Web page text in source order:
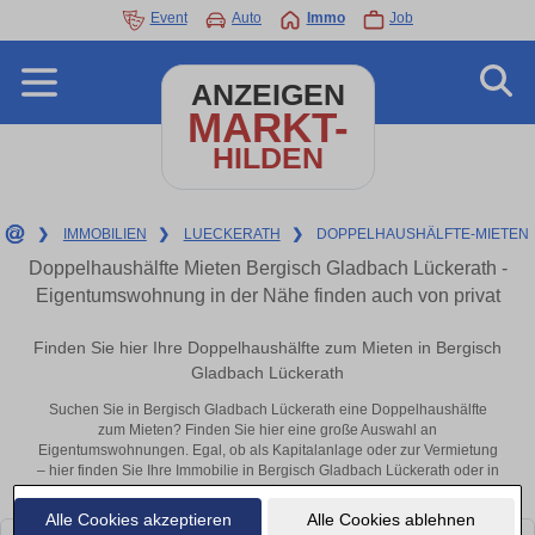
Alle Cookies akzeptieren Alle Cookies ablehnen
Event Auto Immo Job
ANZEIGEN
MARKT-
HILDEN
❯ IMMOBILIEN ❯ LUECKERATH ❯ DOPPELHAUSHÄLFTE-MIETEN
Doppelhaushälfte Mieten Bergisch Gladbach Lückerath -
Eigentumswohnung in der Nähe finden auch von privat
Finden Sie hier Ihre Doppelhaushälfte zum Mieten in Bergisch
Gladbach Lückerath
Suchen Sie in Bergisch Gladbach Lückerath eine Doppelhaushälfte
zum Mieten? Finden Sie hier eine große Auswahl an
Eigentumswohnungen. Egal, ob als Kapitalanlage oder zur Vermietung
– hier finden Sie Ihre Immobilie in Bergisch Gladbach Lückerath oder in
der Nähe.